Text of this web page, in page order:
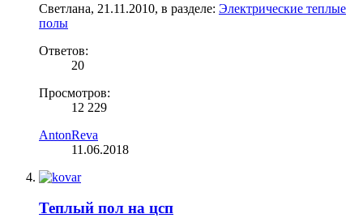
Светлана, 21.11.2010, в разделе: Электрические теплые
полы
Ответов:
20
Просмотров:
12 229
AntonReva
11.06.2018
Теплый пол на цсп